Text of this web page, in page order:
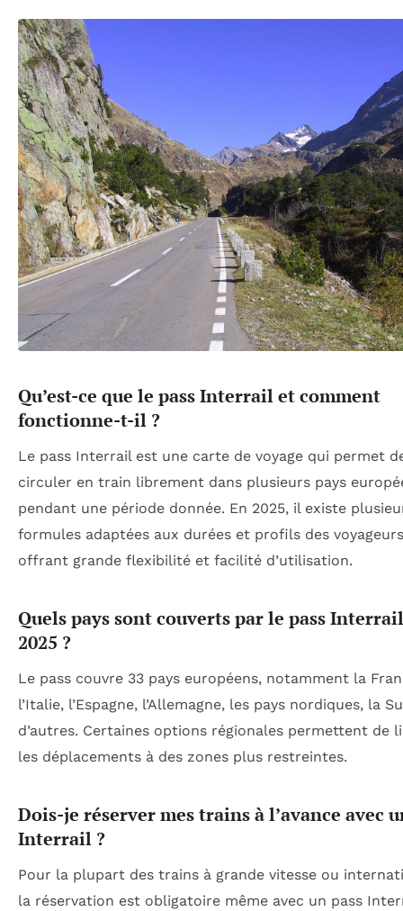
Qu’est-ce que le pass Interrail et comment
fonctionne-t-il ?
Le pass Interrail est une carte de voyage qui permet
circuler en train librement dans plusieurs pays
pendant une période donnée. En 2025, il existe
formules adaptées aux durées et profils des
offrant grande flexibilité et facilité d’utilisation.
Quels pays sont couverts par le pass
2025 ?
Le pass couvre 33 pays européens, notamment la
l’Italie, l’Espagne, l’Allemagne, les pays nordiques, la
d’autres. Certaines options régionales permettent de
les déplacements à des zones plus restreintes.
Dois-je réserver mes trains à l’avance avec
Interrail ?
Pour la plupart des trains à grande vitesse ou
la réservation est obligatoire même avec un pass